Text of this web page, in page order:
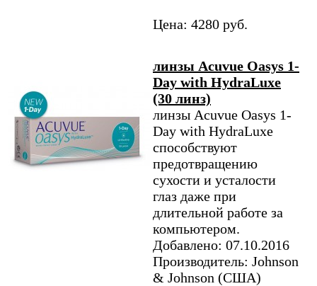
Цена: 4280 руб.
линзы Acuvue Oasys 1-
Day with HydraLuxe
(30 линз)
линзы Acuvue Oasys 1-
Day with HydraLuxe
способствуют
предотвращению
сухости и усталости
глаз даже при
длительной работе за
компьютером.
Добавлено: 07.10.2016
Производитель: Johnson
& Johnson (США)